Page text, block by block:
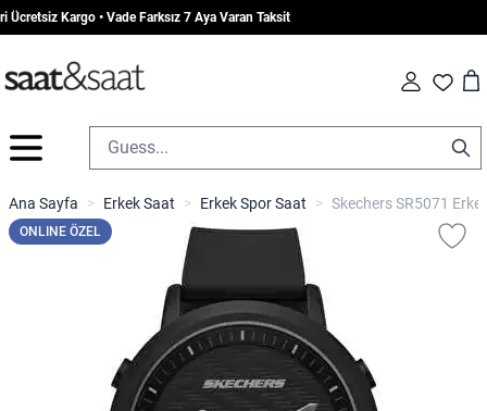
Kargo • Vade Farksız 7 Aya Varan Taksit
Fav Cart
İçeriğe geç
Ana Sayfa > Erkek Saat > Erkek Spor Saat > Skechers SR5071
ONLINE ÖZEL